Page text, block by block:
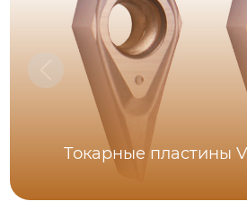
Токарные пластины